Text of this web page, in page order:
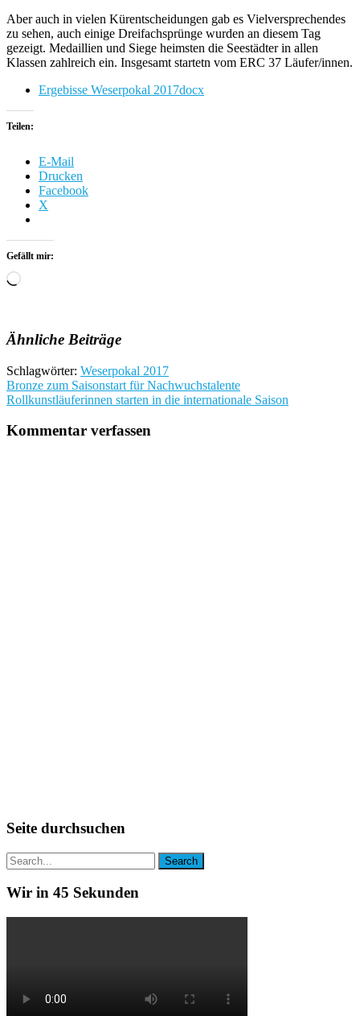
Aber auch in vielen Kürentscheidungen gab es Vielversprechendes
zu sehen, auch einige Dreifachsprünge wurden an diesem Tag
gezeigt. Medaillien und Siege heimsten die Seestädter in allen
Klassen zahlreich ein. Insgesamt startetn vom ERC 37 Läufer/innen.
Ergebisse Weserpokal 2017docx
Teilen:
E-Mail
Drucken
Facebook
X
Gefällt mir:
Wird
Ähnliche Beiträge
Schlagwörter: Weserpokal 2017
Beitragsnavigation
Bronze zum Saisonstart für Nachwuchstalente
Rollkunstläuferinnen starten in die internationale Saison
Kommentar verfassen
Seite durchsuchen
Wir in 45 Sekunden